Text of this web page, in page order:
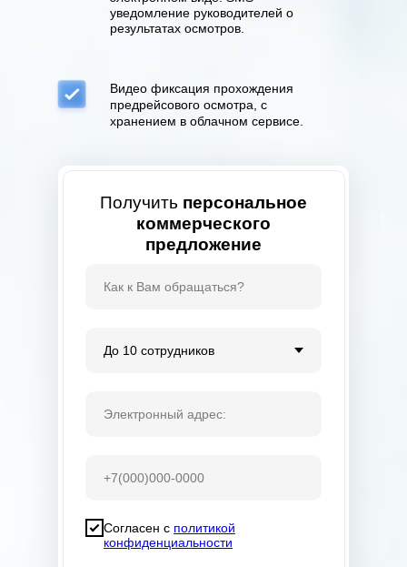
уведомление руководителей о
результатах осмотров.
Видео фиксация прохождения
предрейсового осмотра, с
хранением в облачном сервисе.
Согласен с политикой
конфиденциальности
Получить персональное
коммерческого
предложение